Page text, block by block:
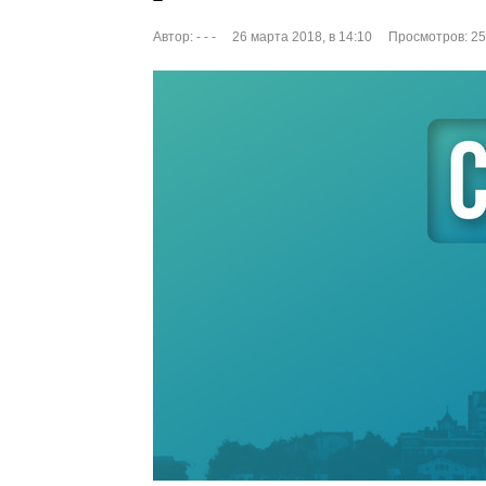
Автор: - - - 26 марта 2018, в 14:10 Просмотров: